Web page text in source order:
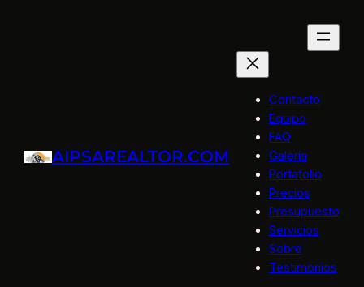
AIPSAREALTOR.COM
Contacto
Equipo
FAQ
Galería
Portafolio
Precios
Presupuesto
Servicios
Sobre
Testimonios